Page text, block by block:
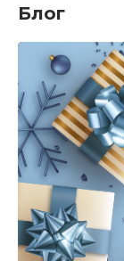
Блог